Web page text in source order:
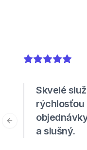
5out of 5 stars
Skvelé
rýchlosťou
a slušný.
Previous slide